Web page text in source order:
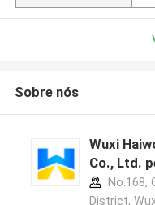
Sobre nós
Wuxi
Co., Ltd.
No.168,
District,